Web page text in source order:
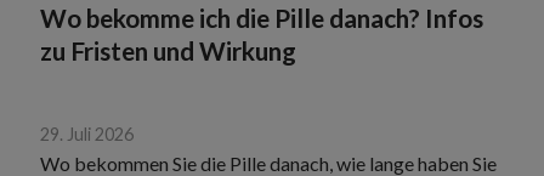
Wo bekomme ich die Pille danach? Infos
zu Fristen und Wirkung
29. Juli 2026
Wo bekommen Sie die Pille danach, wie lange haben Sie